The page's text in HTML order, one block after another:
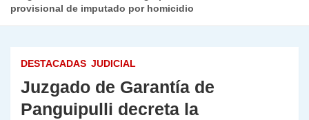
provisional de imputado por homicidio
DESTACADAS JUDICIAL
Juzgado de Garantía de
Panguipulli decreta la